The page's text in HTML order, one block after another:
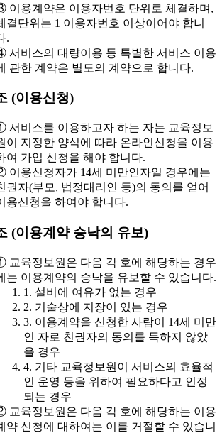
이용계약은 이용자번호 단위로 체결하며,
결단위는 1 이용자번호 이상이어야 합니
.
서비스의 대량이용 등 특별한 서비스 이용
관한 계약은 별도의 계약으로 합니다.
(이용신청)
서비스를 이용하고자 하는 자는 교육정보
이 지정한 양식에 따라 온라인신청을 이용
여 가입 신청을 해야 합니다.
이용신청자가 14세 미만인자일 경우에는
권자(부모, 법정대리인 등)의 동의를 얻어
용신청을 하여야 합니다.
(이용계약 승낙의 유보)
교육정보원은 다음 각 호에 해당하는 경우
는 이용계약의 승낙을 유보할 수 있습니다.
1. 설비에 여유가 없는 경우
2. 기술상에 지장이 있는 경우
3. 이용계약을 신청한 사람이 14세 미만
인 자로 친권자의 동의를 득하지 않았
을 경우
4. 기타 교육정보원이 서비스의 효율적
인 운영 등을 위하여 필요하다고 인정
되는 경우
교육정보원은 다음 각 호에 해당하는 이용
약 신청에 대하여는 이를 거절할 수 있습니